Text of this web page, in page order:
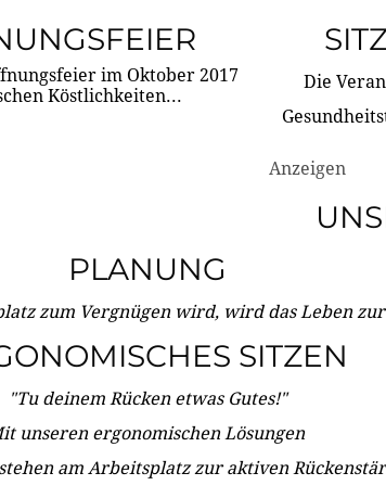
im Oktober 2017
Köstlichkeiten...
Die
Anzeigen
PLANUNG
zum Vergnügen wird, wird das Leben
SITZEN
"Tu deinem Rücken etwas Gutes!"
unseren ergonomischen Lösungen
am Arbeitsplatz zur aktiven